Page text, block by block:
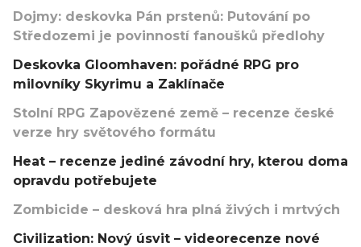
Dojmy: deskovka Pán prstenů: Putování po
Středozemi je povinností fanoušků předlohy
Deskovka Gloomhaven: pořádné RPG pro
milovníky Skyrimu a Zaklínače
Stolní RPG Zapovězené země – recenze české
verze hry světového formátu
Heat – recenze jediné závodní hry, kterou doma
opravdu potřebujete
Zombicide – desková hra plná živých i mrtvých
Civilization: Nový úsvit – videorecenze nové